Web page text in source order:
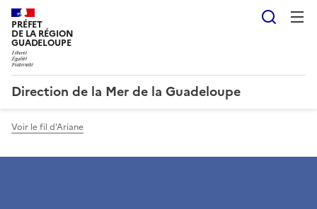
PRÉFET
DE LA RÉGION
GUADELOUPE
Direction de la Mer de la Guadeloupe
Voir le fil d'Ariane